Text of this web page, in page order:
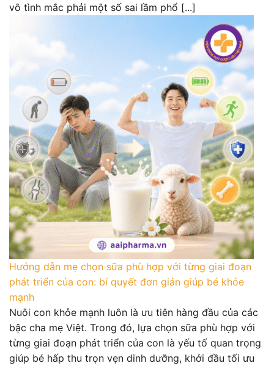
vô tình mắc phải một số sai lầm phổ [...]
Hướng dẫn mẹ chọn sữa phù hợp với từng giai đoạn
phát triển của con: bí quyết đơn giản giúp bé khỏe
mạnh
Nuôi con khỏe mạnh luôn là ưu tiên hàng đầu của các
bậc cha mẹ Việt. Trong đó, lựa chọn sữa phù hợp với
từng giai đoạn phát triển của con là yếu tố quan trọng
giúp bé hấp thu trọn vẹn dinh dưỡng, khởi đầu tối ưu